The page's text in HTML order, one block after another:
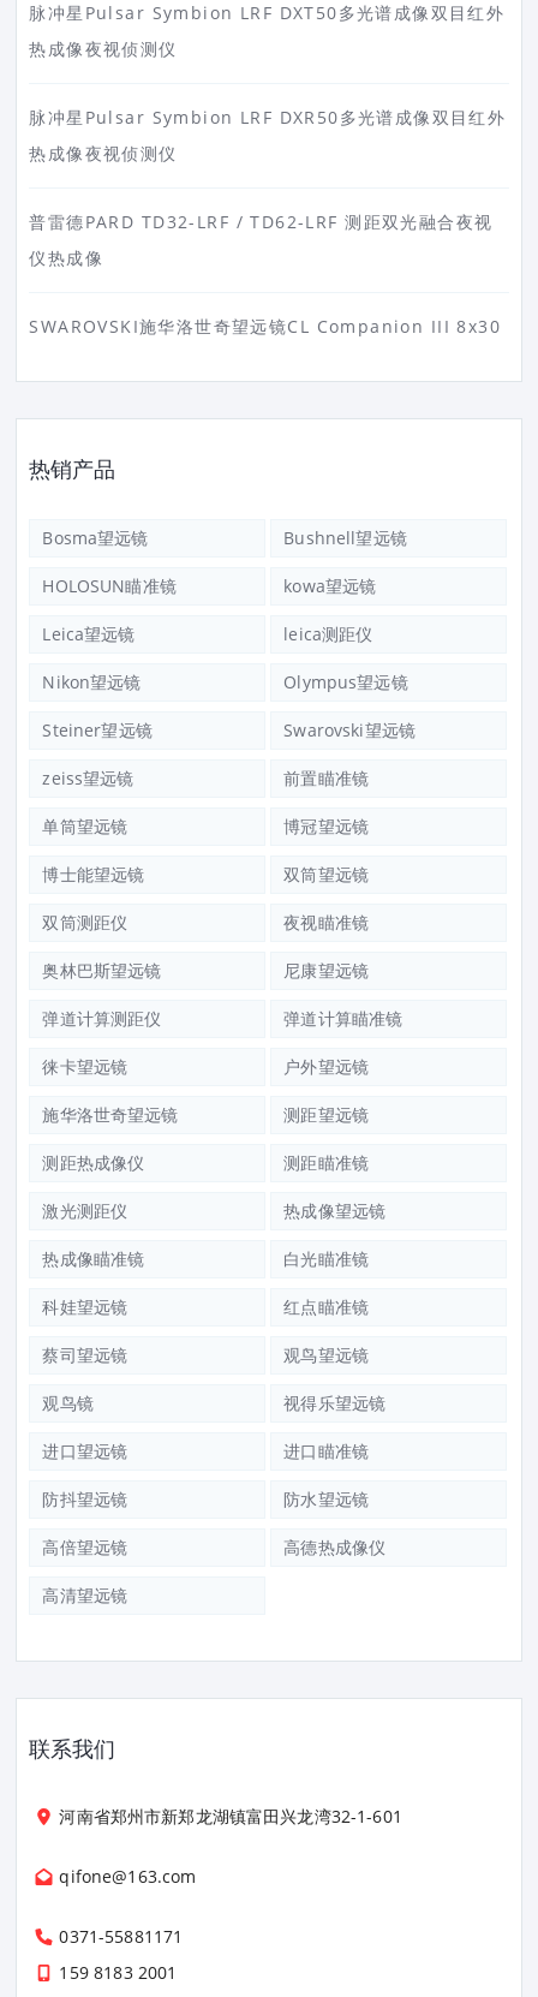
脉冲星Pulsar Symbion LRF DXT50多光谱成像双目红外
热成像夜视侦测仪
脉冲星Pulsar Symbion LRF DXR50多光谱成像双目红外
热成像夜视侦测仪
普雷德PARD TD32-LRF / TD62-LRF 测距双光融合夜视
仪热成像
SWAROVSKI施华洛世奇望远镜CL Companion III 8x30
热销产品
Bosma望远镜 Bushnell望远镜
HOLOSUN瞄准镜 kowa望远镜
Leica望远镜 leica测距仪
Nikon望远镜 Olympus望远镜
Steiner望远镜 Swarovski望远镜
zeiss望远镜 前置瞄准镜
单筒望远镜 博冠望远镜
博士能望远镜 双筒望远镜
双筒测距仪 夜视瞄准镜
奥林巴斯望远镜 尼康望远镜
弹道计算测距仪 弹道计算瞄准镜
徕卡望远镜 户外望远镜
施华洛世奇望远镜 测距望远镜
测距热成像仪 测距瞄准镜
激光测距仪 热成像望远镜
热成像瞄准镜 白光瞄准镜
科娃望远镜 红点瞄准镜
蔡司望远镜 观鸟望远镜
观鸟镜 视得乐望远镜
进口望远镜 进口瞄准镜
防抖望远镜 防水望远镜
高倍望远镜 高德热成像仪
高清望远镜
联系我们
河南省郑州市新郑龙湖镇富田兴龙湾32-1-601
qifone@163.com
0371-55881171
159 8183 2001